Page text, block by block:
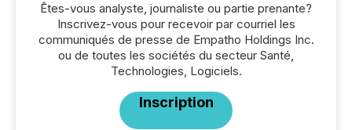
Êtes-vous analyste, journaliste ou partie prenante?
Inscrivez-vous pour recevoir par courriel les
communiqués de presse de Empatho Holdings Inc.
ou de toutes les sociétés du secteur Santé,
Technologies, Logiciels.
Inscription